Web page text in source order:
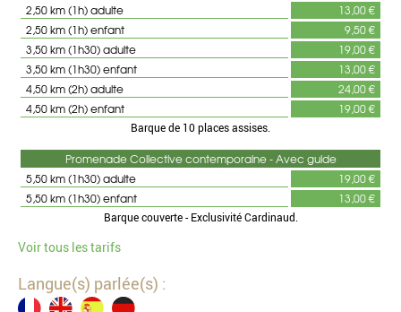
Barque de 10 places assises.
2,50 km (1h) adulte
13,00 €
2,50 km (1h) enfant
9,50 €
3,50 km (1h30) adulte
19,00 €
3,50 km (1h30) enfant
13,00 €
4,50 km (2h) adulte
24,00 €
4,50 km (2h) enfant
19,00 €
Barque couverte - Exclusivité Cardinaud.
Promenade Collective contemporaine - Avec guide
5,50 km (1h30) adulte
19,00 €
5,50 km (1h30) enfant
13,00 €
Voir tous les tarifs
Langue(s) parlée(s) :